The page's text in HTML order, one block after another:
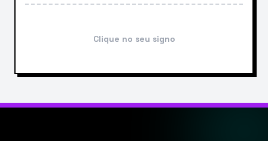
Clique no seu signo